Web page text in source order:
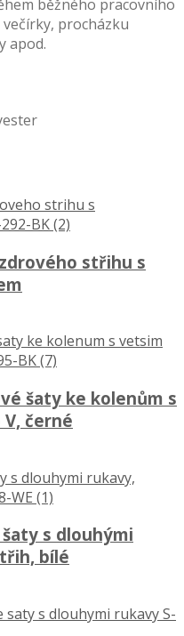
běžného pracovního
procházku
apod.
střihu s
šaty ke kolenům s
černé
s dlouhými
bílé